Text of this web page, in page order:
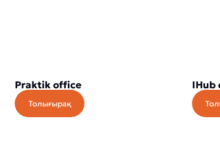
Praktik office
Толығырақ
IHub